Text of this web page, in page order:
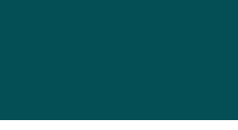
神都ライナー